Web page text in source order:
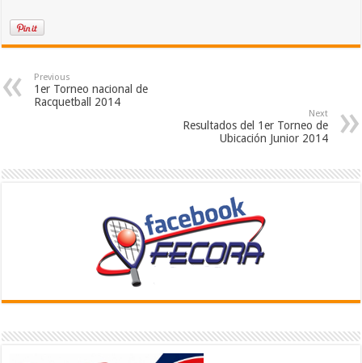
Previous
1er Torneo nacional de
Racquetball 2014
Next
Resultados del 1er Torneo de
Ubicación Junior 2014